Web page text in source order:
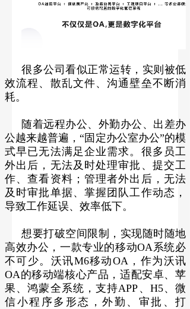
很多公司看似正常运转，实则被低
效流程、散乱文件、沟通壁垒不断消
耗。
随着远程办公、外勤办公、出差办
公越来越普遍，“固定办公室办公”的模
式早已无法满足企业需求。很多员工
外出后，无法及时处理审批、提交工
作、查看资料；管理者外出后，无法
及时审批单据、掌握团队工作动态，
导致工作延误、效率低下。
想要打破空间限制，实现随时随地
高效办公，一款专业的移动OA系统必
不可少。沃讯M6移动OA，作为沃讯
OA的移动端核心产品，适配安卓、苹
果、鸿蒙全系统，支持APP、H5、微
信小程序多形态，外勤、审批、打